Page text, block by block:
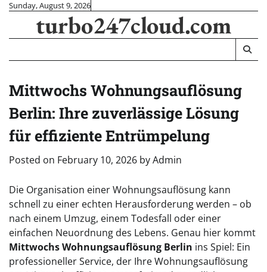
Skip
content
Sunday, August 9, 2026
turbo247cloud.com
Mittwochs Wohnungsauflösung
Berlin: Ihre zuverlässige Lösung
für effiziente Entrümpelung
Posted on February 10, 2026 byAdmin
Die Organisation einer Wohnungsauflösung kann
schnell zu einer echten Herausforderung werden – ob
nach einem Umzug, einem Todesfall oder einer
einfachen Neuordnung des Lebens. Genau hier kommt
Mittwochs Wohnungsauflösung Berlin ins Spiel: Ein
professioneller Service, der Ihre Wohnungsauflösung